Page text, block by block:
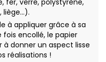
fer, verre, polystyrène,
liège…).
à appliquer grâce à sa
encollé, le papier
donner un aspect lisse
réalisations !